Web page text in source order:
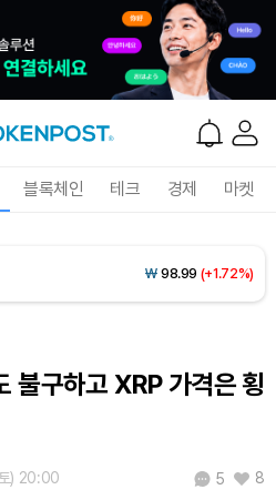
블록체인 테크 경제 마켓
₩ 105,212(+2.63%)
91,468,837 (+1.08%)
불구하고 XRP 가격은 횡
) 20:00 5 8